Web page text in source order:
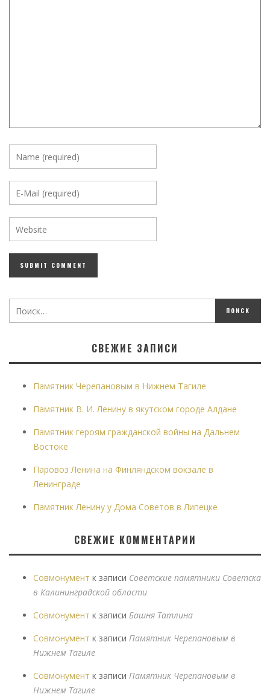
СВЕЖИЕ ЗАПИСИ
Памятник Черепановым в Нижнем Тагиле
Памятник В. И. Ленину в якутском городе Алдане
Памятник героям гражданской войны на Дальнем
Востоке
Паровоз Ленина на Финляндском вокзале в
Ленинграде
Памятник Ленину у Дома Советов в Липецке
СВЕЖИЕ КОММЕНТАРИИ
Совмонумент к записи Советские памятники Советска
в Калининградской области
Совмонумент к записи Башня Татлина
Совмонумент к записи Памятник Черепановым в
Нижнем Тагиле
Совмонумент к записи Памятник Черепановым в
Нижнем Тагиле